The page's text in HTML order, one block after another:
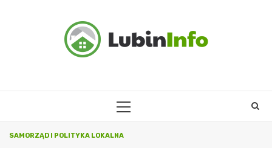
PRIMARY
SAMORZĄD I POLITYKA LOKALNA